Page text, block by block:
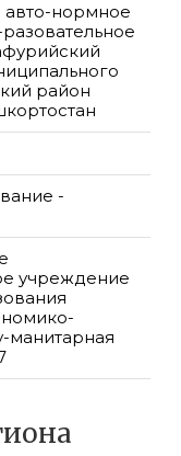
нормное
район
-
учреждение
номико-
манитарная